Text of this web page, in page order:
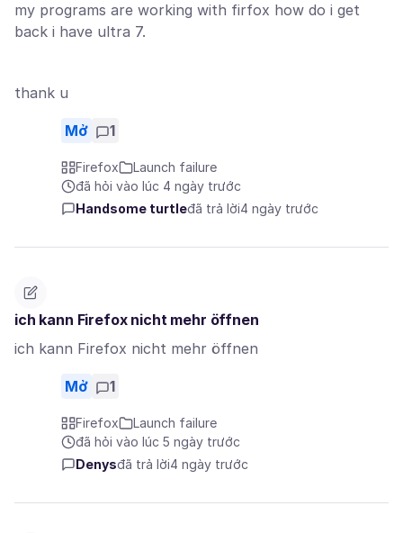
my programs are working with firfox how do i get
back i have ultra 7.
thank u
Mở 1
Firefox
Launch failure
đã hỏi vào lúc 4 ngày trước
Handsome turtleđã trả lời4 ngày trước
ich kann Firefox nicht mehr öffnen
ich kann Firefox nicht mehr öffnen
Mở 1
Firefox
Launch failure
đã hỏi vào lúc 5 ngày trước
Denysđã trả lời4 ngày trước